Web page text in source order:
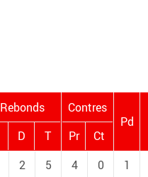
Rebonds
D T
Contres
Pr
Ct
Pd
2 5 4 0 1